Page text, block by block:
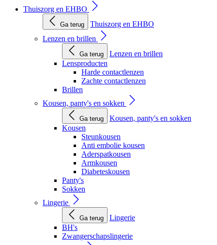
Thuiszorg en EHBO
Ga terug
Thuiszorg en EHBO
Lenzen en brillen
Ga terug
Lenzen en brillen
Lensproducten
Harde contactlenzen
Zachte contactlenzen
Brillen
Kousen, panty's en sokken
Ga terug
Kousen, panty's en sokken
Kousen
Steunkousen
Anti embolie kousen
Aderspatkousen
Armkousen
Diabeteskousen
Panty's
Sokken
Lingerie
Ga terug
Lingerie
BH's
Zwangerschapslingerie